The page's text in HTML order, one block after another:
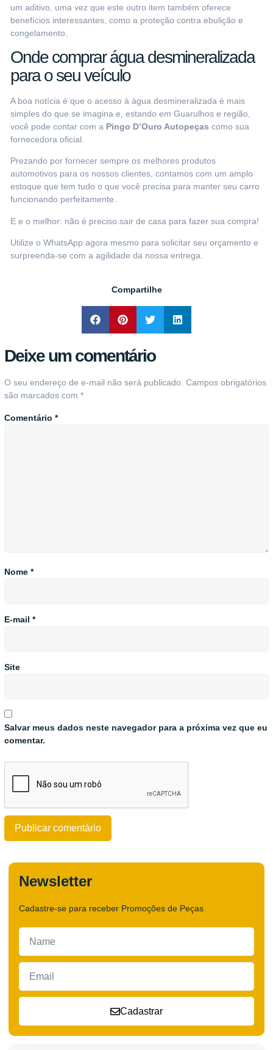
Compartilhe
um aditivo , uma vez que este outro item também oferece
benefícios interessantes, como a proteção contra ebulição e
congelamento.
Onde comprar água desmineralizada
para o seu veículo
A boa notícia é que o acesso à água desmineralizada é mais
simples do que se imagina e, estando em Guarulhos e região,
você pode contar com a Pingo D’Ouro Autopeças como sua
fornecedora oficial.
Prezando por fornecer sempre os melhores produtos
automotivos para os nossos clientes, contamos com um amplo
estoque que tem tudo o que você precisa para manter seu carro
funcionando perfeitamente.
E e o melhor: não é preciso sair de casa para fazer sua compra!
Utilize o WhatsApp agora mesmo para solicitar seu orçamento e
surpreenda-se com a agilidade da nossa entrega.
Deixe um comentário
O seu endereço de e-mail não será publicado. Campos obrigatórios
são marcados com *
Comentário *
Nome *
E-mail *
Site
Salvar meus dados neste navegador para a próxima vez que eu
comentar.
Newsletter
Cadastre-se para receber Promoções de Peças
Cadastrar